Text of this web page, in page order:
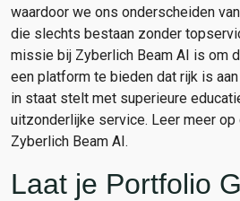
waardoor we ons onderscheiden
die slechts bestaan zonder
missie bij Zyberlich Beam AI is om
een platform te bieden dat rijk is
in staat stelt met superieure
uitzonderlijke service. Leer meer op
Zyberlich Beam AI.
Laat je Portfolio